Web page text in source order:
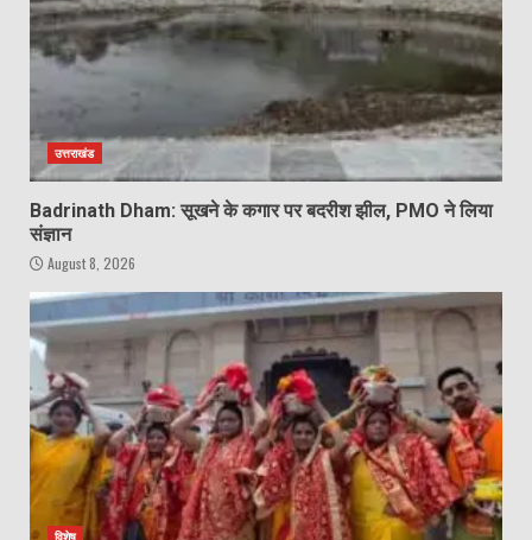
उत्तराखंड
Badrinath Dham: सूखने के कगार पर बदरीश झील, PMO ने लिया
संज्ञान
August 8, 2026
विशेष